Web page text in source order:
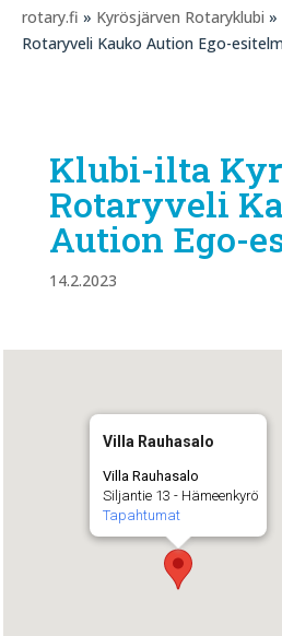
rotary.fi » Kyrösjärven Rotaryklubi »
Rotaryveli Kauko Aution Ego-
Klubi-ilta
Rotaryveli
Aution Ego-
14.2.2023
Villa Rauhasalo
Villa Rauhasalo
Siljantie 13 - Hämeenkyrö
Tapahtumat